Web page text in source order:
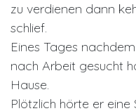
zu verdienen dann
schlief.
Eines Tages
nach Arbeit gesucht
Hause.
Plötzlich hörte er eine